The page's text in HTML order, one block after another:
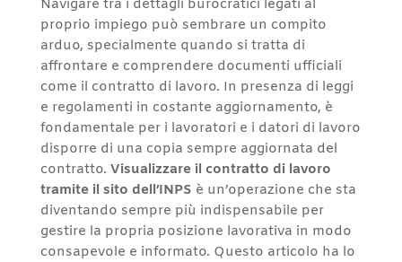
Navigare tra i dettagli burocratici legati al
proprio impiego può sembrare un compito
arduo, specialmente quando si tratta di
affrontare e comprendere documenti ufficiali
come il contratto di lavoro. In presenza di leggi
e regolamenti in costante aggiornamento, è
fondamentale per i lavoratori e i datori di lavoro
disporre di una copia sempre aggiornata del
contratto. Visualizzare il contratto di lavoro
tramite il sito dell’INPS è un’operazione che sta
diventando sempre più indispensabile per
gestire la propria posizione lavorativa in modo
consapevole e informato. Questo articolo ha lo